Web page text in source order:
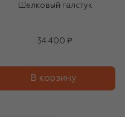
Шелковый галстук
34 400 ₽
В корзину